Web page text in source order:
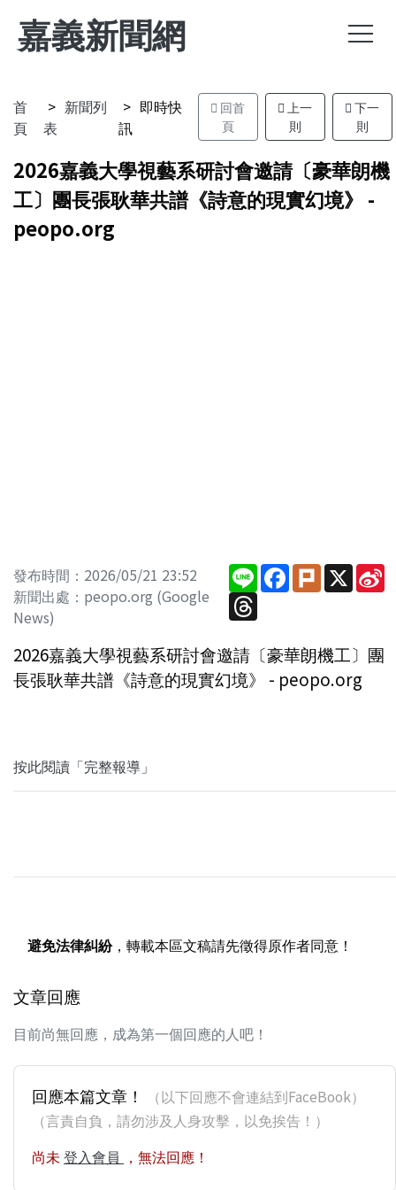
嘉義新聞網
首
頁
新聞列
表
即時快
訊
回首
頁
上一
則
下一
則
2026嘉義大學視藝系研討會邀請〔豪華朗機
工〕團長張耿華共譜《詩意的現實幻境》 -
peopo.org
發布時間：2026/05/21 23:52
新聞出處：peopo.org (Google
News)
LineFacebook
PlurkX
Threads
2026嘉義大學視藝系研討會邀請〔豪華朗機工〕團
長張耿華共譜《詩意的現實幻境》 - peopo.org
按此閱讀「完整報導」
避免法律糾紛，轉載本區文稿請先徵得原作者同意！
文章回應
目前尚無回應，成為第一個回應的人吧！
回應本篇文章！
（以下回應不會連結到FaceBook）
（言責自負，請勿涉及人身攻擊，以免挨告！）
尚未 登入會員 ，無法回應！